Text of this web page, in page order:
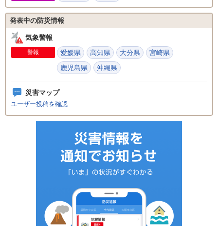
発表中の防災情報
気象警報
警報 愛媛県 高知県 大分県
宮崎県
鹿児島県
沖縄県
災害マップ
ユーザー投稿を確認